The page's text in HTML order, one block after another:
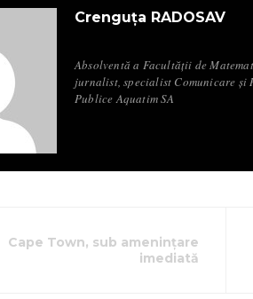
Crenguța RADOSAV
Absolventă a Facultății de
jurnalist, specialist Comunicare
Publice Aquatim SA
Cape Town, sub amenințare
imediată